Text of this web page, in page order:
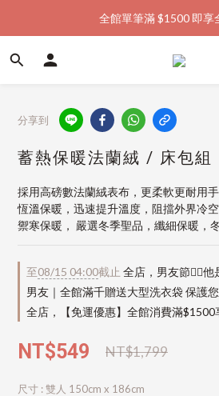
加入會員購物金  馬上
全館單筆滿 $1500 即享
加入會員購物金  馬上領
分享到
蓄熱保暖法蘭絨 / 床包組
採用高磅數法蘭絨表布，更柔軟更耐用
恆溫保暖，迅速提升溫度，阻擋外界冷
禦寒保暖， 嚴選冬季聖品，纖細保暖，
至08/15 04:00截止 全店，男友節👱‍♂️
男友｜全館滿千贈送大型洗衣袋 保護
全店，【免運優惠】全館消費滿$1500
NT$1,799
NT$549
尺寸 : 雙人 150cm x 186cm